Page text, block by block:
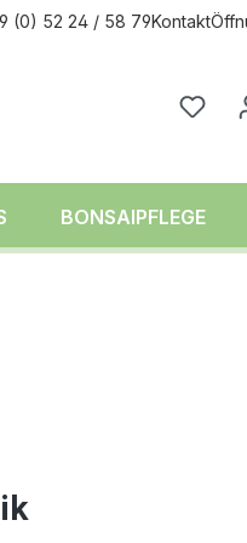
(0) 52 24 / 58 79Kontakt
BONSAIPFLEGE